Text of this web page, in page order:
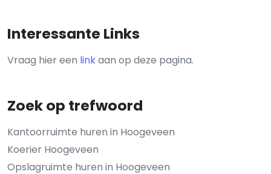
Interessante Links
Vraag hier een linkaan op deze pagina.
Zoek op trefwoord
Kantoorruimte huren in Hoogeveen
Koerier Hoogeveen
Opslagruimte huren in Hoogeveen